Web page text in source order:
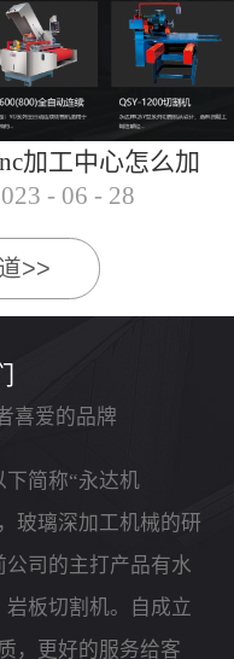
代建筑行业必不可
适的桥切机厂家也
选择一个靠谱的桥
果和...
加工中心怎么加
石材
- 06 - 28
>>
喜爱的品牌
简称“永达机
玻璃深加工机械的研
司的主打产品有水
岩板切割机。自成立
，更好的服务给客